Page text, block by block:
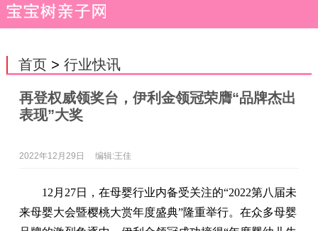
首页> 行业快讯
再登权威领奖台，伊利金领冠荣膺“品牌杰出
表现”大奖
2022年12月29日 编辑:王佳
12月27日，在母婴行业内备受关注的“2022第八届未
来母婴大会暨樱桃大赏年度盛典”隆重举行。在众多母婴